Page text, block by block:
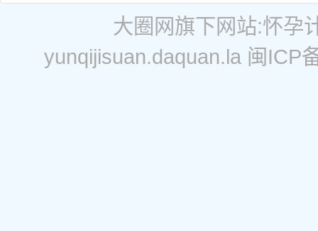
大圈网旗下网站:怀孕
yunqijisuan.daquan.la 闽ICP